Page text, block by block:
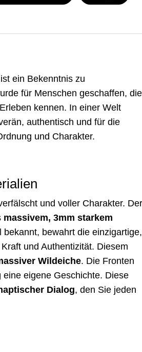
ein Bekenntnis zu
für Menschen geschaffen, die
kennen. In einer Welt
authentisch und für die
und Charakter.
und voller Charakter. Der
massivem, 3mm starkem
bewahrt die einzigartige,
und Authentizität. Diesem
Wildeiche. Die Fronten
eigene Geschichte. Diese
Dialog, den Sie jeden